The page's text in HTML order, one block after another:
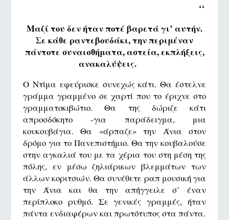
‘‘
Μαζί του δεν ήταν ποτέ βαρετά γι’ αυτήν.
Σε κάθε ραντεβουδάκι, την περιμέναν
πάντοτε συναισθήματα, αστεία, εκπλήξεις,
ανακαλύψεις.
O Ντίμα εφεύρισκε συνεχώς κάτι. Θα έστελνε
γράμμα γραμμένο σε χαρτί που το έριχνε στο
γραμματοκιβώτιο. Θα της δώριζε κάτι
απροσδόκητο -για παράδειγμα, μια
κουκουβάγια. Θα «άρπαζε» την Άνια στον
δρόμο για το Πανεπιστήμιο. Θα την κουβαλούσε
στην αγκαλιά του με τα χέρια του στη μέση της
πόλης, εν μέσω ζηλιάρικων βλεμμάτων των
άλλων κοριτσιών. Θα συνέθετε ραπ μουσική για
την Άνια και θα την απήγγειλε σ’ έναν
περίπλοκο ρυθμό. Σε γενικές γραμμές, ήταν
πάντα ενδιαφέρων και πρωτότυπος στα πάντα.